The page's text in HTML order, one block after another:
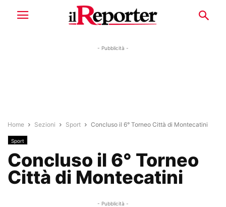
- Pubblicità -
Home Sezioni Sport Concluso il 6° Torneo Città di Montecatini
Sport
Concluso il 6° Torneo
Città di Montecatini
- Pubblicità -